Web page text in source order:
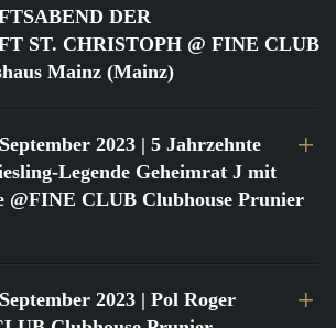
DER
ST. CHRISTOPH @ FINE CLUB
Mainz (Mainz)
2023 | 5 Jahrzehnte
Legende Geheimrat J mit
@FINE CLUB Clubhouse Prunier
2023 | Pol Roger